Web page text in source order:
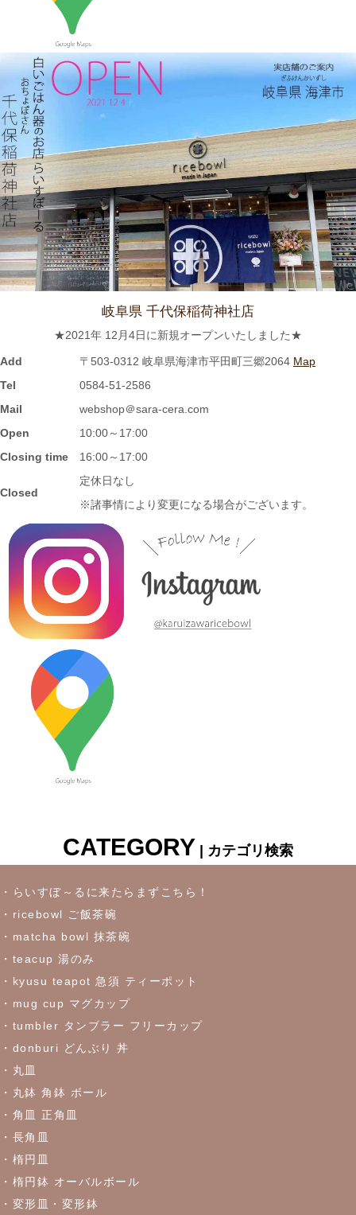
≪おすすめ≫ もうすぐ新米の季節
碗、入荷してます♪
2023/9/7
≪おすすめ≫ 食卓華やぐ✿信楽焼 蓮の葉プレート
2023/8/24
≪おすすめ≫ 満腹ッ☆松助窯 変型どんぶり
2023/8/10
≪おすすめ≫ 冷たい麺がすすりたいっ 松助 蕎麦猪口
≪おすすめ≫ホカホカご飯をもっとおいしく♪土と炎の香り 信楽
焼のご飯茶碗
2023/7/28
≪再入荷≫窯出し入荷しました♪松助窯 ストレートミニマグカッ
プ ピンクウェーブ釉
≪おすすめ≫暑さに負けない
窯 がっつり小丼
2023/7/13
≪新着商品≫ しのぎのアイテム入荷しました♪オーバルサラダト
レー
2023/7/6
≪新着商品≫ 波佐見焼♪かわいい小鉢入荷しました✿
2023/6/22
2023/6/16
≪おすすめ≫冷たいドリンクいかがです？松助窯ロックグラス
2023/6/7
これからの季節にぴったりなトルコブルーのお皿が限定入荷しま
した♪お早めにどうぞ！
2023/5/30
≪おすすめ≫食卓を彩るかわいい器
≪おすすめ≫実は万能！？色々使える抹茶碗
2023/4/27
≪おすすめ≫ちょこっとがうれしい♪松助窯 ちょこっと豆皿シリ
岐阜県 千代保稲荷神社店
★2021年 12月4日に新規オープンいたしました★
Add 〒503-0312 岐阜県海津市平田町三郷2064 Map
Tel
0584-51-2586
Mail
webshop＠sara-cera.com
Open
10:00～17:00
Closing time
16:00～17:00
Closed
定休日なし
※諸事情により変更になる場合がございます。
CATEGORY | カテゴリ検索
・らいすぼ～るに来たらまずこちら！
・ricebowl ご飯茶碗
・matcha bowl 抹茶碗
・teacup 湯のみ
・kyusu teapot 急須 ティーポット
・mug cup マグカップ
・tumbler タンブラー フリーカップ
・donburi どんぶり 丼
・丸皿
・丸鉢 角鉢 ボール
・角皿 正角皿
・長角皿
・楕円皿
・楕円鉢 オーバルボール
・変形皿・変形鉢